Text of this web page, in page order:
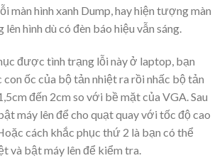
màn hình xanh Dump, hay hiện tượng màn
hình dù có đèn báo hiệu vẫn sáng.
được tình trạng lỗi này ở laptop, bạn
con ốc của bộ tản nhiệt ra rồi nhấc bộ tản
đến 2cm so với bề mặt của VGA. Sau
máy lên để cho quạt quay với tốc độ cao
cách khắc phục thứ 2 là bạn có thể
và bật máy lên để kiểm tra.